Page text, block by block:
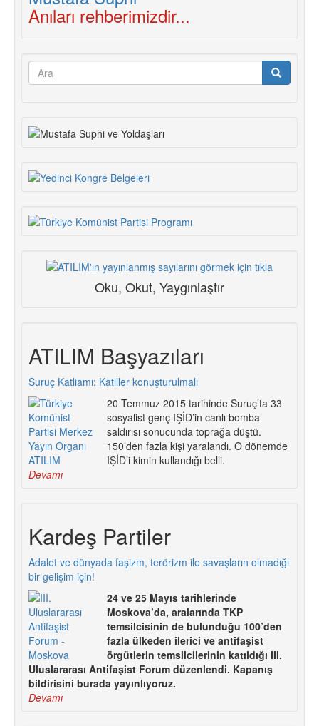
Anıları rehberimizdir...
Arama
Oku, Okut, Yaygınlaştır
ATILIM Başyazıları
Suruç Katliamı: Katiller konuşturulmalı
20 Temmuz 2015 tarihinde Suruç’ta 33
sosyalist genç IŞİD’in canlı bomba
saldırısı sonucunda toprağa düştü.
150’den fazla kişi yaralandı. O dönemde
IŞİD’i kimin kullandığı belli.
Devamı
Kardeş Partiler
Adalet ve dünyada faşizm, terörizm ile savaşların olmadığı
bir gelişim için!
24 ve 25 Mayıs tarihlerinde
Moskova’da, aralarında TKP
temsilcisinin de bulunduğu 100’den
fazla ülkeden ilerici ve antifaşist
örgütlerin temsilcilerinin katıldığı III.
Uluslararası Antifaşist Forum düzenlendi. Kapanış
bildirisini burada yayınlıyoruz.
Devamı